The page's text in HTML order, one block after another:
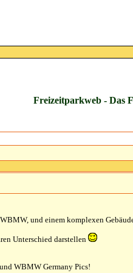
Freizeitparkweb - Das
und einem komplexen
Unterschied darstellen
WBMW Germany Pics!